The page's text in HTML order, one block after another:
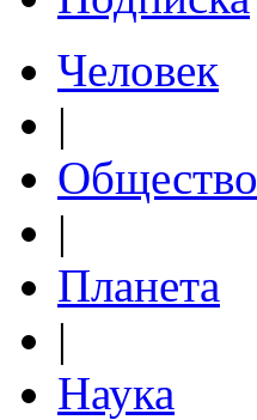
Человек
|
Общество
|
Планета
|
Наука